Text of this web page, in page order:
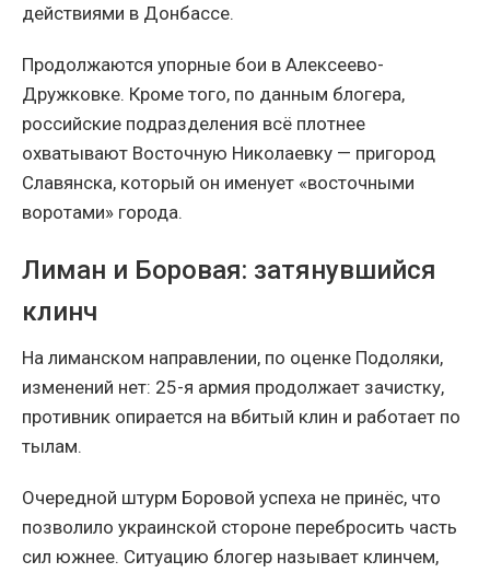
действиями в Донбассе.
Продолжаются упорные бои в Алексеево-
Дружковке. Кроме того, по данным блогера,
российские подразделения всё плотнее
охватывают Восточную Николаевку — пригород
Славянска, который он именует «восточными
воротами» города.
Лиман и Боровая: затянувшийся
клинч
На лиманском направлении, по оценке Подоляки,
изменений нет: 25-я армия продолжает зачистку,
противник опирается на вбитый клин и работает по
тылам.
Очередной штурм Боровой успеха не принёс, что
позволило украинской стороне перебросить часть
сил южнее. Ситуацию блогер называет клинчем,